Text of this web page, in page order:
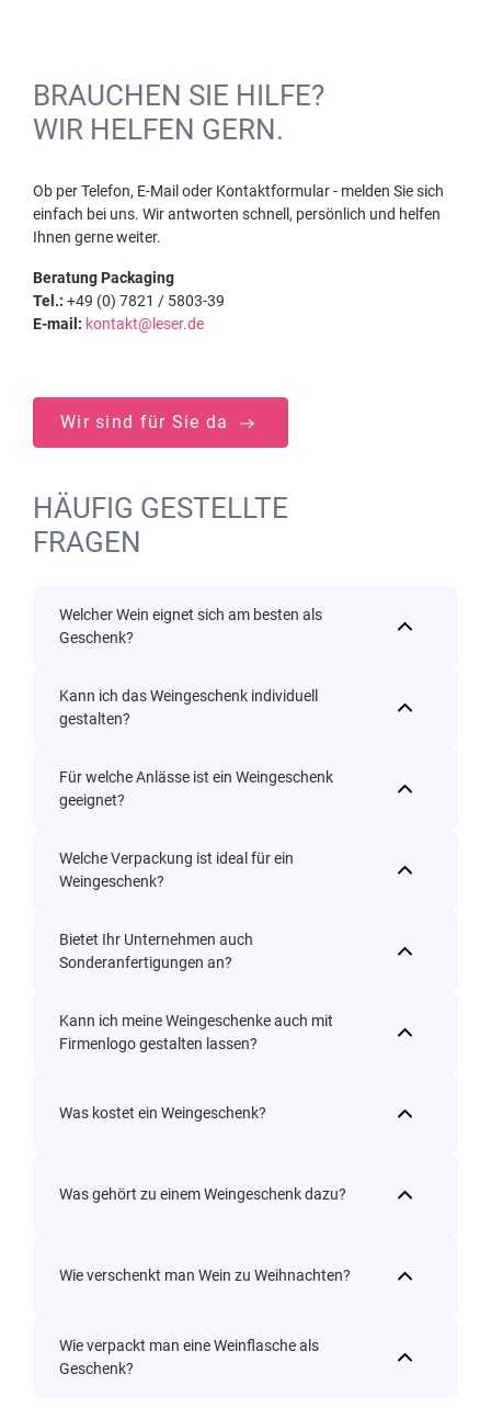
BRAUCHEN SIE HILFE?
WIR HELFEN GERN.
Ob per Telefon, E-Mail oder Kontaktformular - melden Sie sich
einfach bei uns. Wir antworten schnell, persönlich und helfen
Ihnen gerne weiter.
Beratung Packaging
Tel.: +49 (0) 7821 / 5803-39
E-mail: kontakt@leser.de
Wir sind für Sie da
HÄUFIG GESTELLTE
FRAGEN
Welcher Wein eignet sich am besten als
Geschenk?
Kann ich das Weingeschenk individuell
gestalten?
Für welche Anlässe ist ein Weingeschenk
geeignet?
Welche Verpackung ist ideal für ein
Weingeschenk?
Bietet Ihr Unternehmen auch
Sonderanfertigungen an?
Kann ich meine Weingeschenke auch mit
Firmenlogo gestalten lassen?
Was kostet ein Weingeschenk?
Was gehört zu einem Weingeschenk dazu?
Wie verschenkt man Wein zu Weihnachten?
Wie verpackt man eine Weinflasche als
Geschenk?